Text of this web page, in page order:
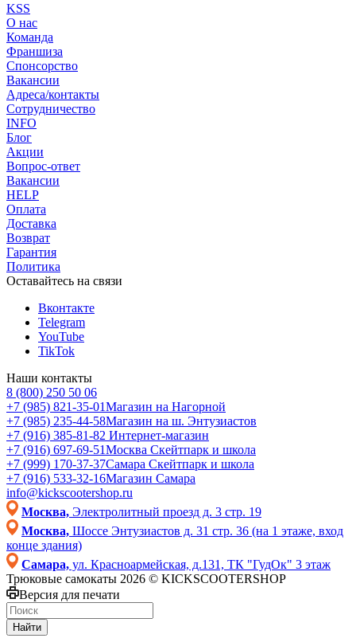
KSS
О нас
Команда
Франшиза
Спонсорство
Вакансии
Адреса/контакты
Сотрудничество
INFO
Блог
Акции
Вопрос-ответ
Вакансии
HELP
Оплата
Доставка
Возврат
Гарантия
Политика
Оставайтесь на связи
Вконтакте
Telegram
YouTube
TikTok
Наши контакты
8 (800) 250 50 06
+7 (985) 821-35-01Магазин на Нагорной
+7 (985) 235-44-58Магазин на ш. Энтузиастов
+7 (916) 385-81-82 Интернет-магазин
+7 (916) 697-69-51Москва Скейтпарк и школа
+7 (999) 170-37-37Самара Скейтпарк и школа
+7 (916) 533-32-16Магазин Самара
info@kickscootershop.ru
Москва, Электролитный проезд д. 3 стр. 19
Москва, Шоссе Энтузиастов д. 31 стр. 36 (на 1 этаже, вход
конце здания)
Самара, ул. Красноармейская, д.131, ТК "ГудОк" 3 этаж
Трюковые самокаты 2026 © KICKSCOOTERSHOP
Версия для печати
Найти